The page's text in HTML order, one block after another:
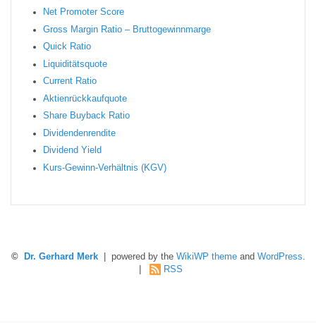
Net Promoter Score
Gro ss Margin Ratio – Bruttogewinnmarge
Quic k Ratio
Liquiditätsquote
Current Ratio
Aktienrückkaufquote
Sha re Buyback Ratio
Dividendenrendite
Dividend Yield
Kurs-Gewinn-Verhältnis (KGV)
© Dr. Gerhard Merk| powered by the WikiWP themeand WordPress.
RSS